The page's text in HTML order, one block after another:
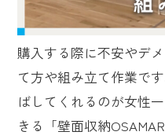
購入する際に不安やデ
て方や組み立て作業で
ばしてくれるのが女性
きる「壁面収納